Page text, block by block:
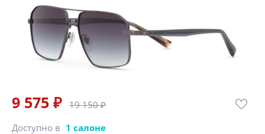
9 575 ₽ 19 150 ₽
Доступно в 1 салоне